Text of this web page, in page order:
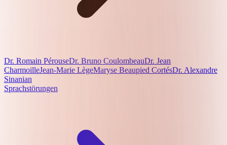
Dr. Romain PérouseDr. Bruno CoulombeauDr. Jean
CharmoilleJean-Marie LègeMaryse Beaupied CortésDr. Alexandre
Sinanian
Sprachstörungen